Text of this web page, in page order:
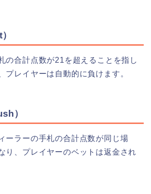
の合計点数が21を超えることを指し
プレイヤーは自動的に負けます。
）
ーラーの手札の合計点数が同じ場
り、プレイヤーのベットは返金され